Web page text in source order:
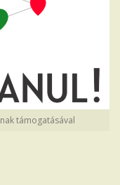
támogatásával